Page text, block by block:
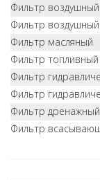
Фильтр
Фильтр
Фильтр масляный
Фильтр топливный
Фильтр
Фильтр
Фильтр дренажный
Фильтр